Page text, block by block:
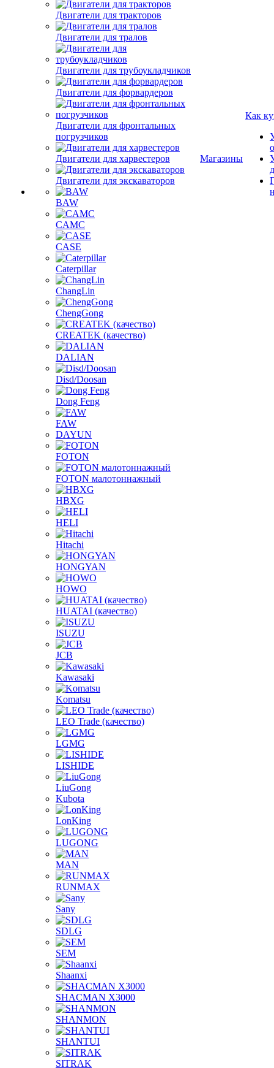
Двигатели для тракторов
Двигатели для тралов
Двигатели для трубоукладчиков
Двигатели для форвардеров
Двигатели для фронтальных
погрузчиков
Двигатели для харвестеров
Двигатели для экскаваторов
BAW
CAMC
CASE
Caterpillar
ChangLin
ChengGong
CREATEK (качество)
DALIAN
Disd/Doosan
Dong Feng
FAW
DAYUN
FOTON
FOTON малотоннажный
HBXG
HELI
Hitachi
HONGYAN
HOWO
HUATAI (качество)
ISUZU
JCB
Kawasaki
Komatsu
LEO Trade (качество)
LGMG
LISHIDE
LiuGong
Kubota
LonKing
LUGONG
MAN
RUNMAX
Sany
SDLG
SEM
Shaanxi
SHACMAN X3000
SHANMON
SHANTUI
SITRAK
Магазины
Как